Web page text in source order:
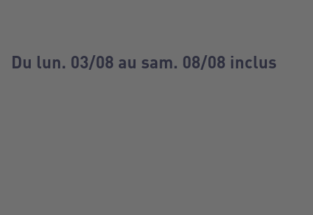
Du lun. 03/08 au sam. 08/08 inclus